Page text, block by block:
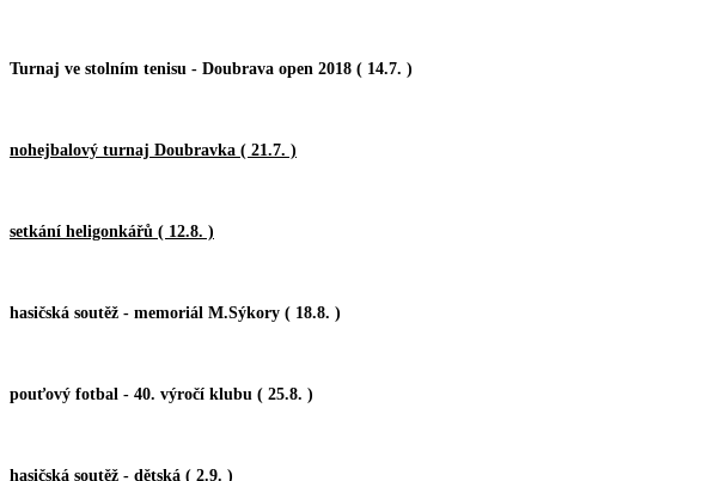
Turnaj ve stolním tenisu - Doubrava open 2018 ( 14.7. )
nohejbalový turnaj Doubravka ( 21.7. )
setkání heligonkářů ( 12.8. )
hasičská soutěž - memoriál M.Sýkory ( 18.8. )
pouťový fotbal - 40. výročí klubu ( 25.8. )
hasičská soutěž - dětská ( 2.9. )